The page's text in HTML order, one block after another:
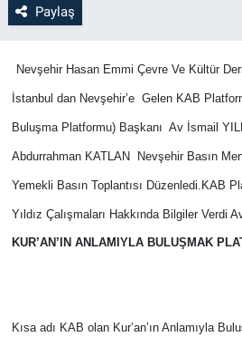
Paylaş
Nevşehir Hasan Emmi Çevre Ve Kültür
İstanbul dan Nevşehir’e Gelen KAB
Buluşma Platformu) Başkanı Av İsmail
Abdurrahman KATLAN Nevşehir Basın
Yemekli Basın Toplantısı Düzenledi.KAB
Yıldız Çalışmaları Hakkında Bilgiler Verdi
KUR’AN’IN ANLAMIYLA BULUŞMAK
Kısa adı KAB olan Kur’an’ın Anlamıyla
Röportaj
Kayseri
Niğde
Aksaray
Yerel